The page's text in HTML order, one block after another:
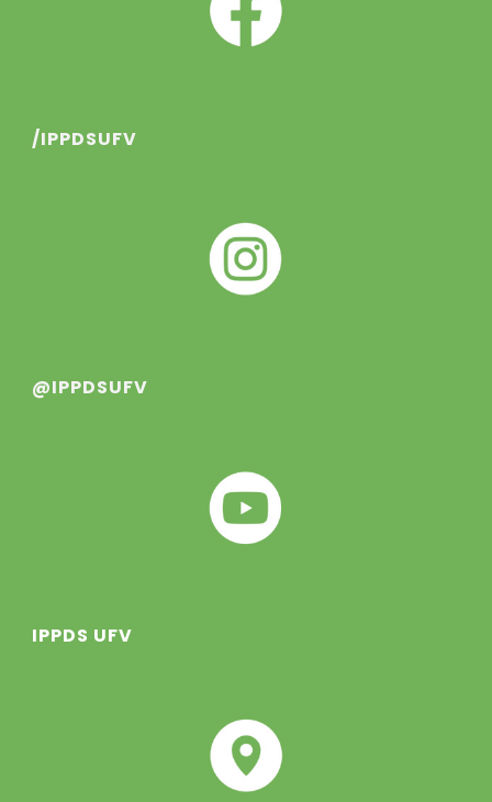
/IPPDSUFV
@IPPDSUFV
IPPDS UFV